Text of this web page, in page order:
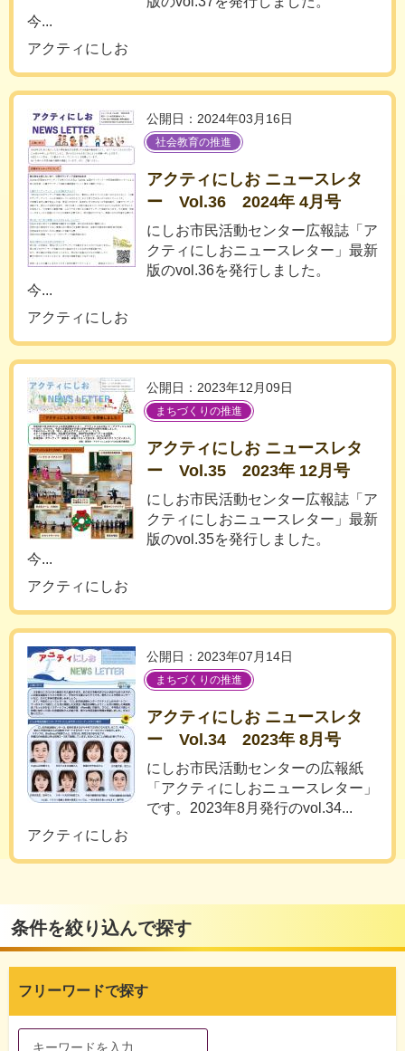
今...
アクティにしお
公開日：2024年03月16日
社会教育の推進
アクティにしお ニュースレタ
ー Vol.36 2024年 4月号
にしお市民活動センター広報誌「ア
クティにしおニュースレター」最新
版のvol.36を発行しました。
今...
アクティにしお
公開日：2023年12月09日
まちづくりの推進
アクティにしお ニュースレタ
ー Vol.35 2023年 12月号
にしお市民活動センター広報誌「ア
クティにしおニュースレター」最新
版のvol.35を発行しました。
今...
アクティにしお
公開日：2023年07月14日
まちづくりの推進
アクティにしお ニュースレタ
ー Vol.34 2023年 8月号
にしお市民活動センターの広報紙
「アクティにしおニュースレター」
です。2023年8月発行のvol.34...
アクティにしお
条件を絞り込んで探す
フリーワードで探す